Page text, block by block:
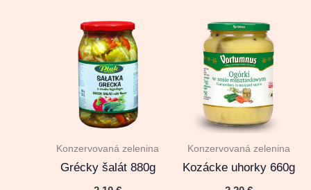
Konzervovaná zelenina
Grécky šalát 880g
Konzervovaná zelenina
Kozácke uhorky 660g